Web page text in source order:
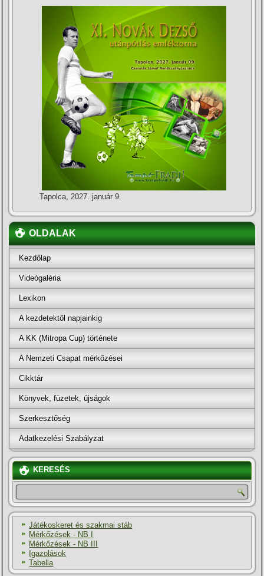
Tapolca, 2027. január 9.
OLDALAK
Kezdőlap
Videógaléria
Lexikon
A kezdetektől napjainkig
A KK (Mitropa Cup) története
A Nemzeti Csapat mérkőzései
Cikktár
Könyvek, füzetek, újságok
Szerkesztőség
Adatkezelési Szabályzat
KERESÉS
Játékoskeret és szakmai stáb
Mérkőzések - NB I
Mérkőzések - NB III
Igazolások
Tabella